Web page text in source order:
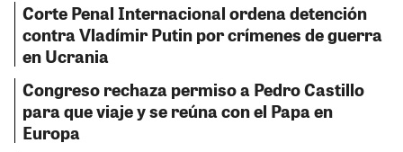
Corte Penal Internacional ordena detención
contra Vladímir Putin por crímenes de guerra
en Ucrania
Congreso rechaza permiso a Pedro Castillo
para que viaje y se reúna con el Papa en
Europa